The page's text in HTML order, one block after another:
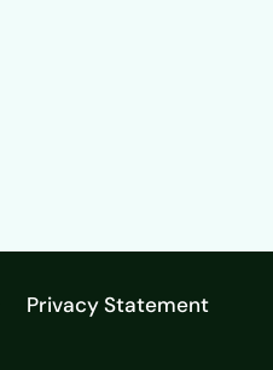
Privacy Statement